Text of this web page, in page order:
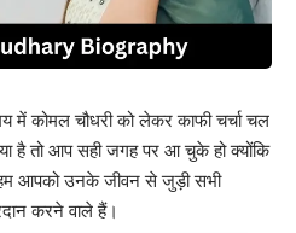
में कोमल चौधरी को लेकर काफी चर्चा चल
है तो आप सही जगह पर आ चुके हो क्योंकि
आपको उनके जीवन से जुड़ी सभी
करने वाले हैं।